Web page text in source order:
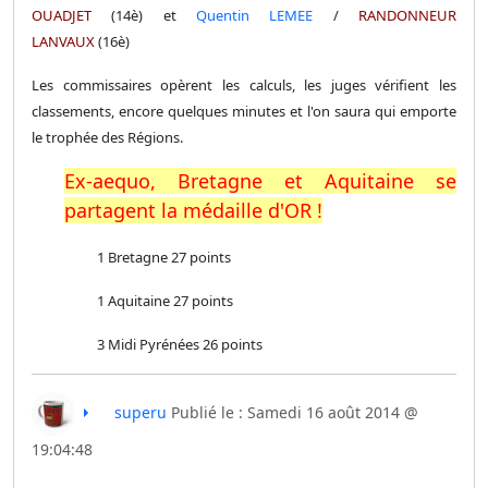
OUADJET (14è) et Quentin LEMEE / RANDONNEUR
LANVAUX (16è)
Les commissaires opèrent les calculs, les juges vérifient les
classements, encore quelques minutes et l'on saura qui emporte
le trophée des Régions.
Ex-aequo, Bretagne et Aquitaine se
partagent la médaille d'OR !
1 Bretagne 27 points
1 Aquitaine 27 points
3 Midi Pyrénées 26 points
superu Publié le : Samedi 16 août 2014 @
19:04:48